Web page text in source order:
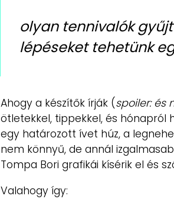
olyan tennivalók
lépéseket tehetünk
Ahogy a készítők írják (spoiler: és
ötletekkel, tippekkel, és
egy határozott ívet húz, a
nem könnyű, de annál
Tompa Bori grafikái kísérik el és
Valahogy így: